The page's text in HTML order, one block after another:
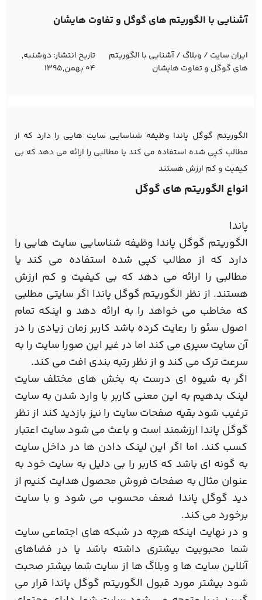
آشنایی با الگوریتم های گوگل و تفاوت هایشان
ایران سایت / وبلاگ /آشنایی با الگوریتم
های گوگل و تفاوت هایشان
تاریخ انتشار:دوشنبه,
04 بهمن,1395
الگوریتم گوگل پاندا وظیفه شناسایی سایت هایی را دارد که از
مطالب کپی شده استفاده می کند یا مطالبی را ارائه می دهد که بی
کیفیت و کم ارزش هستند
انواع الگوریتم های گوگل
پاندا
الگوریتم گوگل پاندا وظیفه شناسایی سایت هایی را
دارد که از مطالب کپی شده استفاده می کند یا
مطالبی را ارائه می دهد که بی کیفیت و کم ارزش
هستند. از نظر الگوریتم گوگل پاندا اگر سایتی مطلبی
که مخاطب می خواهد را به ارائه دهد و اینکه تمام
اصول سئو را رعایت کرده باشد کاربر زمان زیادی را در
آن سایت سپری می کند اما در غیر این صورا سایت را به
سرعت ترک می کند و از نظر رتبه بندی افت می کند.
اگر به شیوه ای درست به بخش های مختلف سایت
لینک بدهیم به این معنی کاربر با وارد شدن به سایت
ترغیب شود بقیه صفحات سایت را نیز بازدید کند از نظر
گوگل پاندا ارزشمند است و باعث می شود سایت اعتبار
کسب کند. اما اگر این لینک دادن ها در داخل سایت
به گونه ای باشد که کاربر را بی دلیل به سایت خود به
عنوان مثال به صفحات فروش محصول هدایت کنیم از
دید گوگل پاندا ضعف محسوب می شود و با سایت
برخورد می کند.
و در نهایت اینکه هرچه در شبکه های اجتماعی سایت
شما محبوبیت بیشتری داشته باشد یا در فضاهای
آنلاین سایت ها و وبلاگ ها از سایت شما بیشتر صحبت
شود بیشتر مورد قبول الگوریتم گوگل پاندا قرار می